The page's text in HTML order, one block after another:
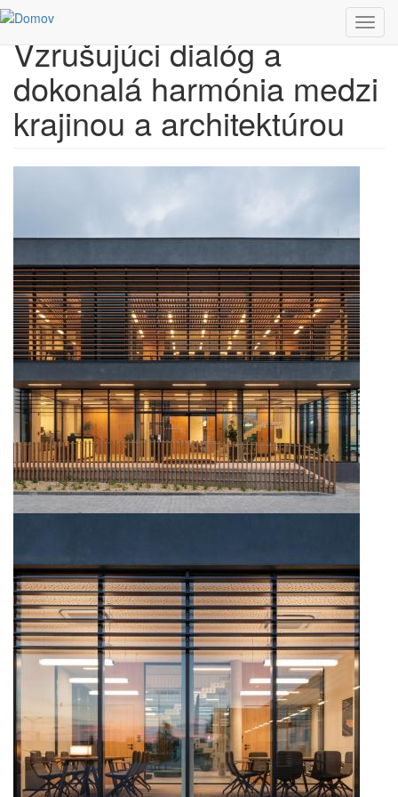
Skočiť na hlavný obsah
Vzrušujúci dialóg a
dokonalá harmónia medzi
krajinou a architektúrou